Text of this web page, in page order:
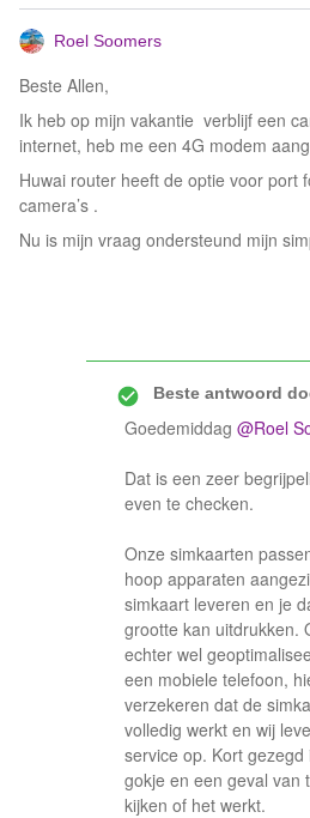
Roel Soomers
Beste Allen,
Ik heb op mijn vakantie verblijf een
internet, heb me een 4G modem
Huwai router heeft de optie voor port
camera’s .
Nu is mijn vraag ondersteund mijn
Beste antwoord
Goedemiddag @Roel
Dat is een zeer
even te checken.
Onze simkaarten
hoop apparaten
simkaart leveren en je
grootte kan uitdrukken.
echter wel
een mobiele telefoon,
verzekeren dat de
volledig werkt en wij
service op. Kort
gokje en een geval van
kijken of het werkt.